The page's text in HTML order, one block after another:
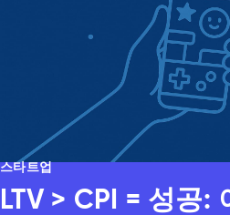
스타트업
LTV > CPI = 성공: